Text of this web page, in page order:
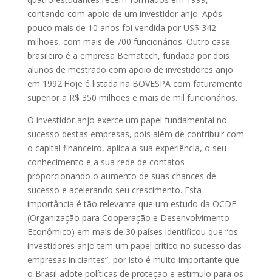
contando com apoio de um investidor anjo. Após
pouco mais de 10 anos foi vendida por US$ 342
milhões, com mais de 700 funcionários. Outro case
brasileiro é a empresa Bematech, fundada por dois
alunos de mestrado com apoio de investidores anjo
em 1992.Hoje é listada na BOVESPA com faturamento
superior a R$ 350 milhões e mais de mil funcionários.
O investidor anjo exerce um papel fundamental no
sucesso destas empresas, pois além de contribuir com
o capital financeiro, aplica a sua experiência, o seu
conhecimento e a sua rede de contatos
proporcionando o aumento de suas chances de
sucesso e acelerando seu crescimento. Esta
importância é tão relevante que um estudo da OCDE
(Organização para Cooperação e Desenvolvimento
Econômico) em mais de 30 países identificou que “os
investidores anjo tem um papel crítico no sucesso das
empresas iniciantes”, por isto é muito importante que
o Brasil adote políticas de proteção e estimulo para os